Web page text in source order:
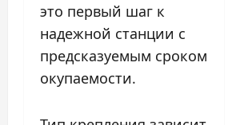
это первый шаг к
надежной станции с
предсказуемым сроком
окупаемости.